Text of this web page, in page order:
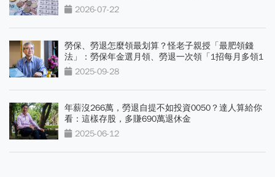
2026-07-22
勞保、勞退怎麼領最划算？怪老子親授「最肥領錢
法」：勞保年金選月領、勞退一次領「1招每月多領1
倍」2025-09-28
年薪沒266萬，勞退自提不如投資0050？達人算給你
看：這樣存股，多賺690萬退休金
2025-06-12